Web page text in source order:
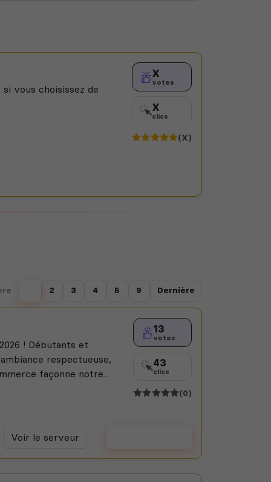
vous choisissez de
X
votes
X
clics
(X)
2 3 4 5 9 Dernière
! Débutants et
respectueuse,
façonne notre...
13
votes
43
clics
(0)
Voir le serveur